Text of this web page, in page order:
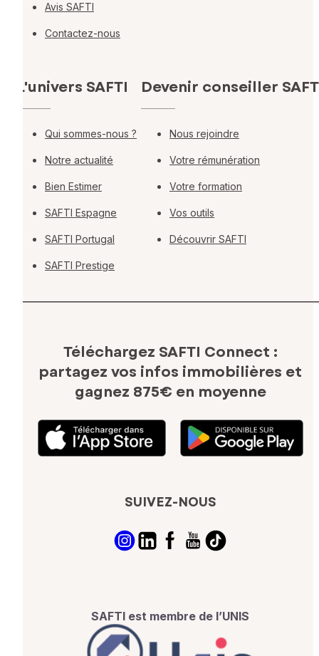
Avis SAFTI
Contactez-nous
L'univers SAFTI
Qui sommes-nous ?
Notre actualité
Bien Estimer
SAFTI Espagne
SAFTI Portugal
SAFTI Prestige
Devenir conseiller
Nous rejoindre
Votre rémunération
Votre formation
Vos outils
Découvrir SAFTI
Téléchargez SAFTI Connect :
partagez vos infos immobilières et
gagnez 875€ en moyenne
SUIVEZ-NOUS
SAFTI est membre de l’UNIS